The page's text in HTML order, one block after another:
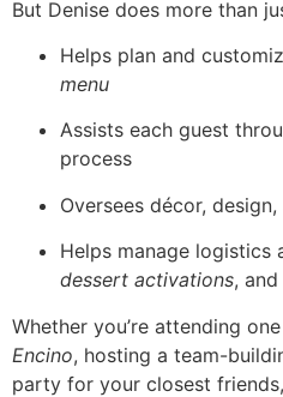
But Denise does more than
Helps plan and
menu
Assists each guest
process
Oversees décor,
Helps manage logistics
dessert activations,
Whether you’re attending
Encino, hosting a team-
party for your closest friends,